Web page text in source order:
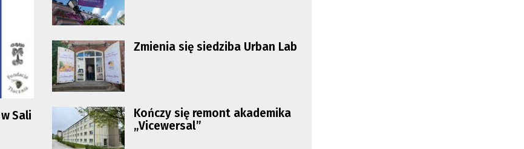
Sali
Zmienia się siedziba Urban Lab
Kończy się remont akademika
„Vicewersal”